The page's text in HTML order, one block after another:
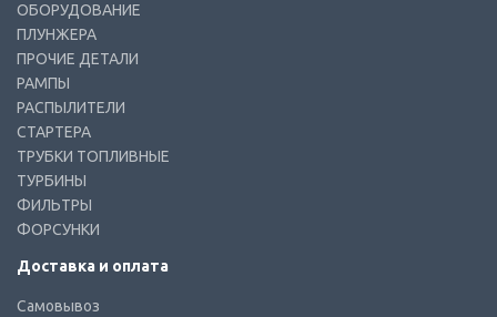
ОБОРУДОВАНИЕ
ПЛУНЖЕРА
ПРОЧИЕ ДЕТАЛИ
РАМПЫ
РАСПЫЛИТЕЛИ
СТАРТЕРА
ТРУБКИ ТОПЛИВНЫЕ
ТУРБИНЫ
ФИЛЬТРЫ
ФОРСУНКИ
Доставка и оплата
Самовывоз